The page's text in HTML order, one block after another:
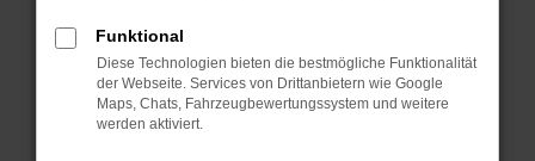
Das kann manchmal helfen, vorübergehende
Probleme zu beheben.
Stelle sicher, dass dein Browser und dein
Betriebssystem auf dem neuesten Stand sind.
Funktional
Diese Technologien bieten die bestmögliche Funktionalität
der Webseite. Services von Drittanbietern wie Google
Maps, Chats, Fahrzeugbewertungssystem und weitere
werden aktiviert.